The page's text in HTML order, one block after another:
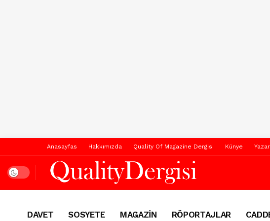
Anasayfas Hakkımızda Quality Of Magazine Dergisi Künye
Dark mode
DAVET SOSYETE MAGAZİN RÖPORTAJLAR